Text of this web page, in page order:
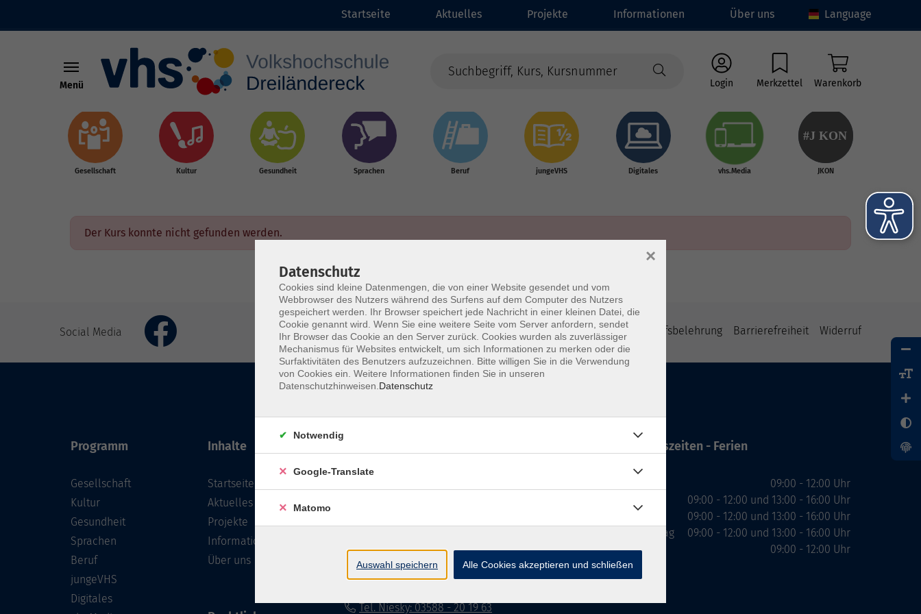
Skip to main content
Startseite Aktuelles Projekte Informationen Über uns Language
Menü Login Merkzettel Warenkorb
Gesellschaft Kultur Gesundheit Sprachen Beruf jungeVHS Digitales vhs.Media
#J KON
JKON
Der Kurs konnte nicht gefunden werden.
Social Media Impressum Datenschutzerklärung AGB Widerrufsbelehrung Barrierefreiheit Widerruf
Programm
Gesellschaft
Kultur
Gesundheit
Sprachen
Beruf
jungeVHS
Digitales
Inhalte
Startseite
Aktuelles
Projekte
Informationen
Über uns
info@vhs-dle.de
Tel. Löbau: 03585 - 41 77 442
Tel. Zittau: 03585 - 41 77 448
Tel. Niesky: 03588 - 20 19 63
Öffnungszeiten - Ferien
Donnerstag
Freitag
09:00 - 12:00 Uhr
09:00 - 12:00 und 13:00 - 16:00 Uhr
09:00 - 12:00 und 13:00 - 16:00 Uhr
09:00 - 12:00 und 13:00 - 16:00 Uhr
09:00 - 12:00 Uhr
Datenschutz
Cookies sind kleine Datenmengen, die von einer Website gesendet und vom
Webbrowser des Nutzers während des Surfens auf dem Computer des Nutzers
gespeichert werden. Ihr Browser speichert jede Nachricht in einer kleinen Datei, die
Cookie genannt wird. Wenn Sie eine weitere Seite vom Server anfordern, sendet
Ihr Browser das Cookie an den Server zurück. Cookies wurden als zuverlässiger
Mechanismus für Websites entwickelt, um sich Informationen zu merken oder die
Surfaktivitäten des Benutzers aufzuzeichnen. Bitte willigen Sie in die Verwendung
von Cookies ein. Weitere Informationen finden Sie in unseren
Datenschutzhinweisen. Datenschutz
×
Notwendig
Google-Translate
Matomo
Auswahl speichern Alle Cookies akzeptieren und schließen